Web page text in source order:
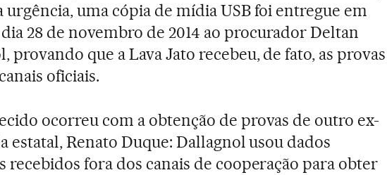
urgência, uma cópia de mídia USB foi entregue em
28 de novembro de 2014 ao procurador Deltan
provando que a Lava Jato recebeu, de fato, as provas
oficiais.
ocorreu com a obtenção de provas de outro ex-
estatal, Renato Duque: Dallagnol usou dados
recebidos fora dos canais de cooperação para obter